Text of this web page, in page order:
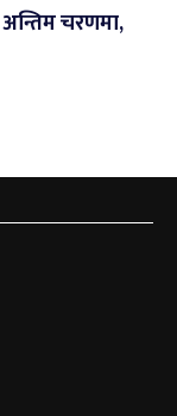
अन्तिम चरणमा,